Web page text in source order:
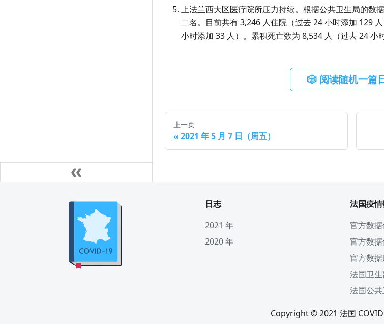
上法兰西大区医疗院所压力持续。根据公共卫生局的数
二名。目前共有 3,246 人住院（过去 24 小时添加 129
小时添加 33 人）。累积死亡数为 8,534 人（过去 24 小
🎲 阅读随机一篇
上一页
« 2021 年 5 月 7 日（周五）
日志
2021 年
2020 年
法国疫
官方数
官方数
官方数
法国卫
法国公
Copyright © 2021 法国